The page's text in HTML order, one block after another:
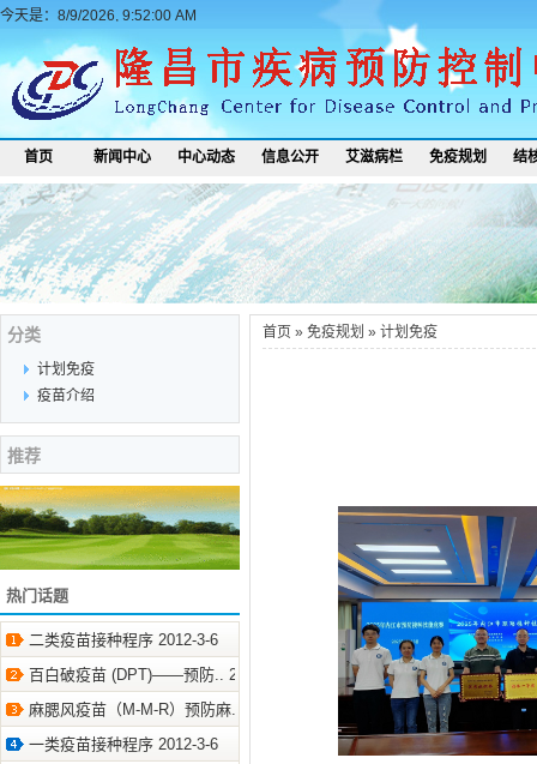
今天是：8/9/2026, 9:52:00 AM
首页 新闻中心 中心动态 信息公开 艾滋病栏 免疫规划 结
分类
计划免疫
疫苗介绍
推荐
热门话题
二类疫苗接种程序 2012-3-6
百白破疫苗 (DPT)——预防.. 2012-3-6
麻腮风疫苗（M-M-R）预防麻.. 2012-3-6
一类疫苗接种程序 2012-3-6
首页 » 免疫规划 » 计划免疫